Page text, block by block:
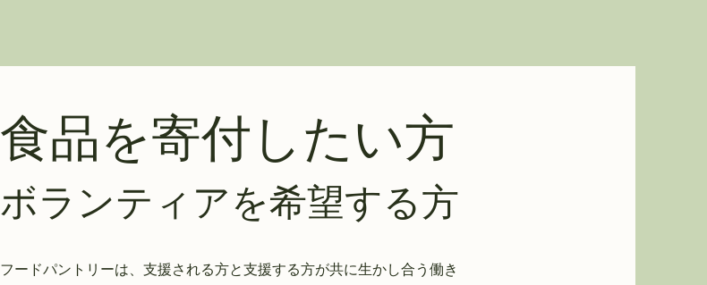
食品を寄付したい方
ボランティアを希望する方
フードパントリーは、支援される方と支援する方が共に生かし合う働き